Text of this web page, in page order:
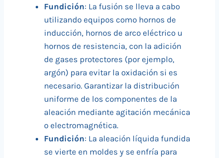
Fundición: La fusión se lleva a cabo
utilizando equipos como hornos de
inducción, hornos de arco eléctrico u
hornos de resistencia, con la adición
de gases protectores (por ejemplo,
argón) para evitar la oxidación si es
necesario. Garantizar la distribución
uniforme de los componentes de la
aleación mediante agitación mecánica
o electromagnética.
Fundición: La aleación líquida fundida
se vierte en moldes y se enfría para